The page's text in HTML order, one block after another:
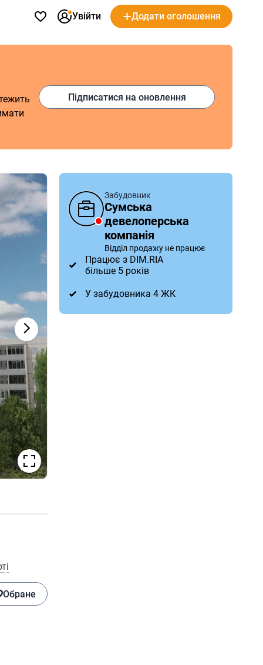
Увійти Додати оголошення
Підписатися на оновлення
Обране
Забудовник
Сумська
девелоперська
компанія
Відділ продажу не працює
Працює з DIM.RIA
більше 5 років
У забудовника 4 ЖК